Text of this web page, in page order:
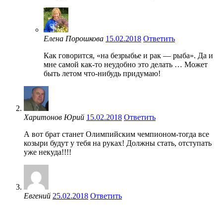
Елена Порошкова 15.02.2018 Ответить
Как говорится, «на безрыбье и рак — рыба». Да и
мне самой как-то неудобно это делать … Может
быть летом что-нибудь придумаю!
Харитонов Юрий 15.02.2018 Ответить
А вот брат станет Олимпийским чемпионом-тогда все
козыри будут у тебя на руках! Должны стать, отступать
уже некуда!!!!
Евгений 25.02.2018 Ответить